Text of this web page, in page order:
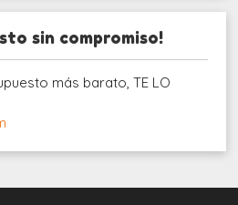
sin compromiso!
más barato, TE LO